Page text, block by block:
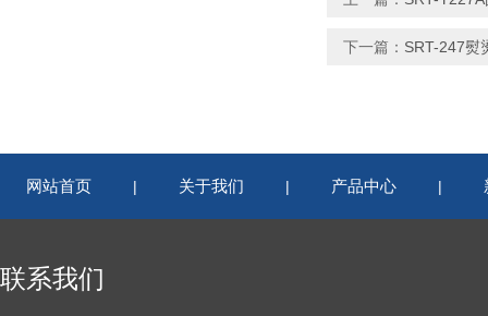
下一篇： SRT-247熨
网站首页 | 关于我们 | 产品中心 |
联系我们